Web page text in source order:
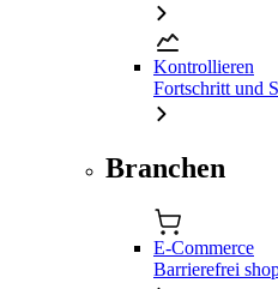
Kontrollieren
Fortschritt und
Branchen
E-Commerce
Barrierefrei